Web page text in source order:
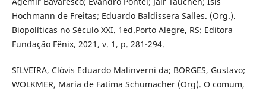
Hochmann de Freitas; Eduardo Baldissera Salles. (Org.).
Biopolíticas no Século XXI. 1ed.Porto Alegre, RS: Editora
Fundação Fênix, 2021, v. 1, p. 281-294.
SILVEIRA, Clóvis Eduardo Malinverni da; BORGES, Gustavo;
WOLKMER, Maria de Fatima Schumacher (Org). O comum,